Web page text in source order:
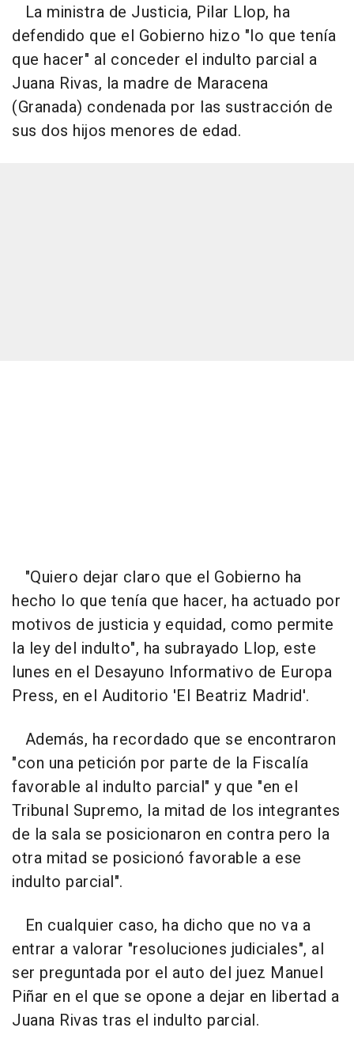
La ministra de Justicia, Pilar Llop, ha
defendido que el Gobierno hizo "lo que tenía
que hacer" al conceder el indulto parcial a
Juana Rivas, la madre de Maracena
(Granada) condenada por las sustracción de
sus dos hijos menores de edad.
"Quiero dejar claro que el Gobierno ha
hecho lo que tenía que hacer, ha actuado por
motivos de justicia y equidad, como permite
la ley del indulto", ha subrayado Llop, este
lunes en el Desayuno Informativo de Europa
Press, en el Auditorio 'El Beatriz Madrid'.
Además, ha recordado que se encontraron
"con una petición por parte de la Fiscalía
favorable al indulto parcial" y que "en el
Tribunal Supremo, la mitad de los integrantes
de la sala se posicionaron en contra pero la
otra mitad se posicionó favorable a ese
indulto parcial".
En cualquier caso, ha dicho que no va a
entrar a valorar "resoluciones judiciales", al
ser preguntada por el auto del juez Manuel
Piñar en el que se opone a dejar en libertad a
Juana Rivas tras el indulto parcial.